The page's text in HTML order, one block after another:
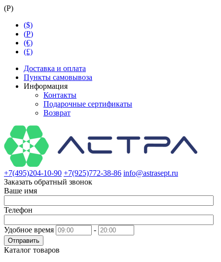
(Р)
($)
(Р)
(€)
(£)
Доставка и оплата
Пункты самовывоза
Информация
Контакты
Подарочные сертификаты
Возврат
+7(495)204-10-90 +7(925)772-38-86 info@astrasept.ru
Заказать обратный звонок
Ваше имя
Телефон
Удобное время -
Отправить
Каталог товаров